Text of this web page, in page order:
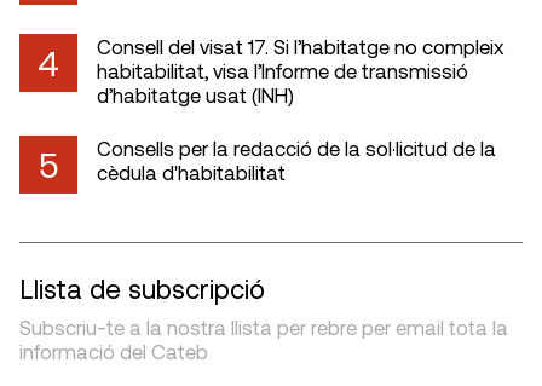
4
Consell del visat 17. Si l’habitatge no compleix
habitabilitat, visa l’Informe de transmissió
d’habitatge usat (INH)
5
Consells per la redacció de la sol·licitud de la
cèdula d'habitabilitat
Llista de subscripció
Subscriu-te a la nostra llista per rebre per email tota la
informació del Cateb